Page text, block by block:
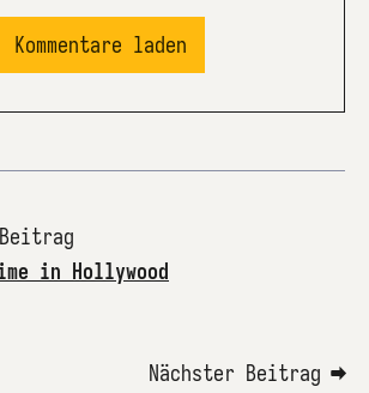
Kommentare laden
in Hollywood
Nächster Beitrag ➡